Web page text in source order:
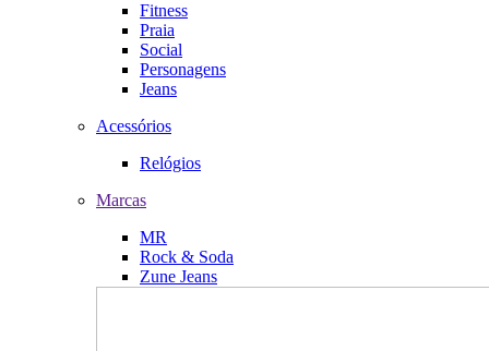
Fitness
Praia
Social
Personagens
Jeans
Acessórios
Relógios
Marcas
MR
Rock & Soda
Zune Jeans